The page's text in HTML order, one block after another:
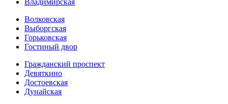
Владимирская
Волковская
Выборгская
Горьковская
Гостиный двор
Гражданский проспект
Девяткино
Достоевская
Дунайская